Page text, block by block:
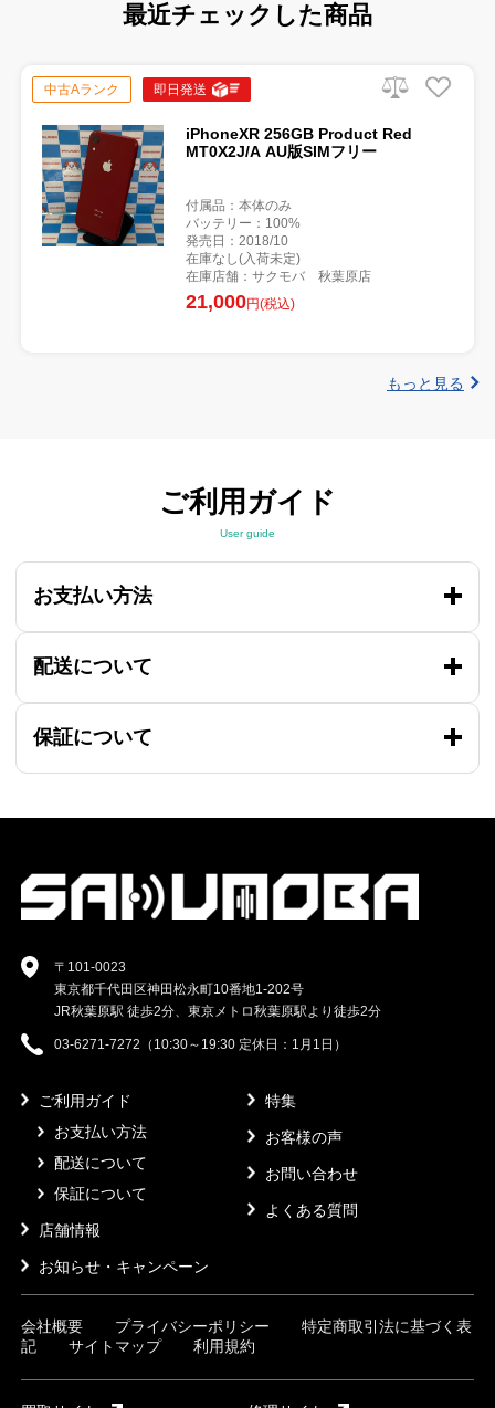
最近チェックした商品
中古Aランク 即日発送
iPhoneXR 256GB Product Red
MT0X2J/A AU版SIMフリー
付属品：本体のみ
バッテリー：100%
発売日：2018/10
在庫なし(入荷未定)
在庫店舗：サクモバ 秋葉原店
21,000円(税込)
もっと見る
ご利用ガイド
User guide
お支払い方法
配送について
保証について
〒101-0023
東京都千代田区神田松永町10番地1-202号
JR秋葉原駅 徒歩2分、東京メトロ秋葉原駅より徒歩2分
03-6271-7272（10:30～19:30 定休日：1月1日）
ご利用ガイド
お支払い方法
配送について
保証について
店舗情報
お知らせ・キャンペーン
特集
お客様の声
お問い合わせ
よくある質問
会社概要 プライバシーポリシー
特定商取引法に基づく表
記
サイトマップ 利用規約